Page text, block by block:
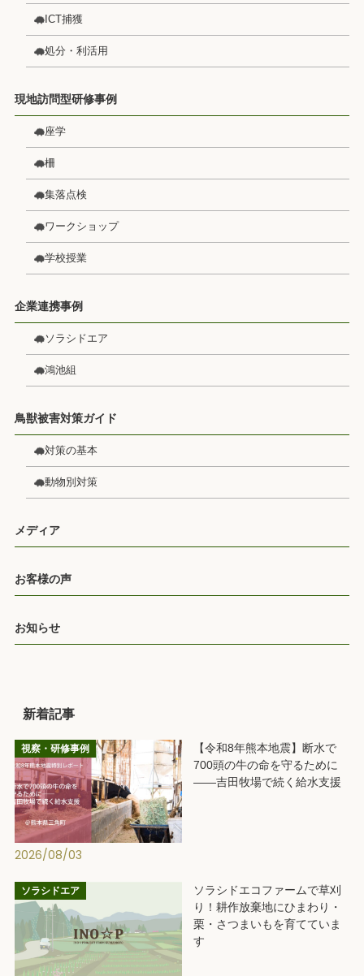
ICT捕獲
処分・利活用
現地訪問型研修事例
座学
柵
集落点検
ワークショップ
学校授業
企業連携事例
ソラシドエア
鴻池組
鳥獣被害対策ガイド
対策の基本
動物別対策
メディア
お客様の声
お知らせ
新着記事
視察・研修事例
【令和8年熊本地震】断水で
700頭の牛の命を守るために
――吉田牧場で続く給水支援
2026/08/03
ソラシドエア
ソラシドエコファームで草刈
り！耕作放棄地にひまわり・
栗・さつまいもを育てていま
す